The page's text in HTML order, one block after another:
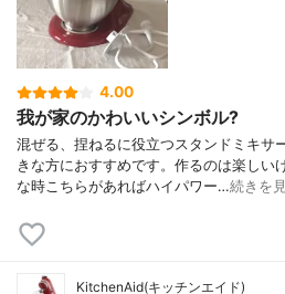
4.00
我が家のかわいいシンボル?
混ぜる、捏ねるに役立つスタンドミキサ
きな方におすすめです。作るのは楽しい
な時こちらがあればハイパワー…続きを
KitchenAid(キッチンエイド)